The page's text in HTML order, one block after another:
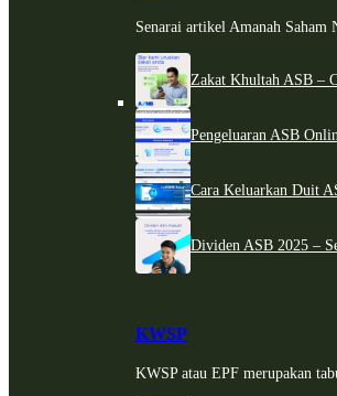
Senarai artikel Amanah
Zakat Khultah ASB –
Pengeluaran ASB
Cara Keluarkan Duit
Dividen ASB 2025 –
KWSP
KWSP atau EPF merupakan